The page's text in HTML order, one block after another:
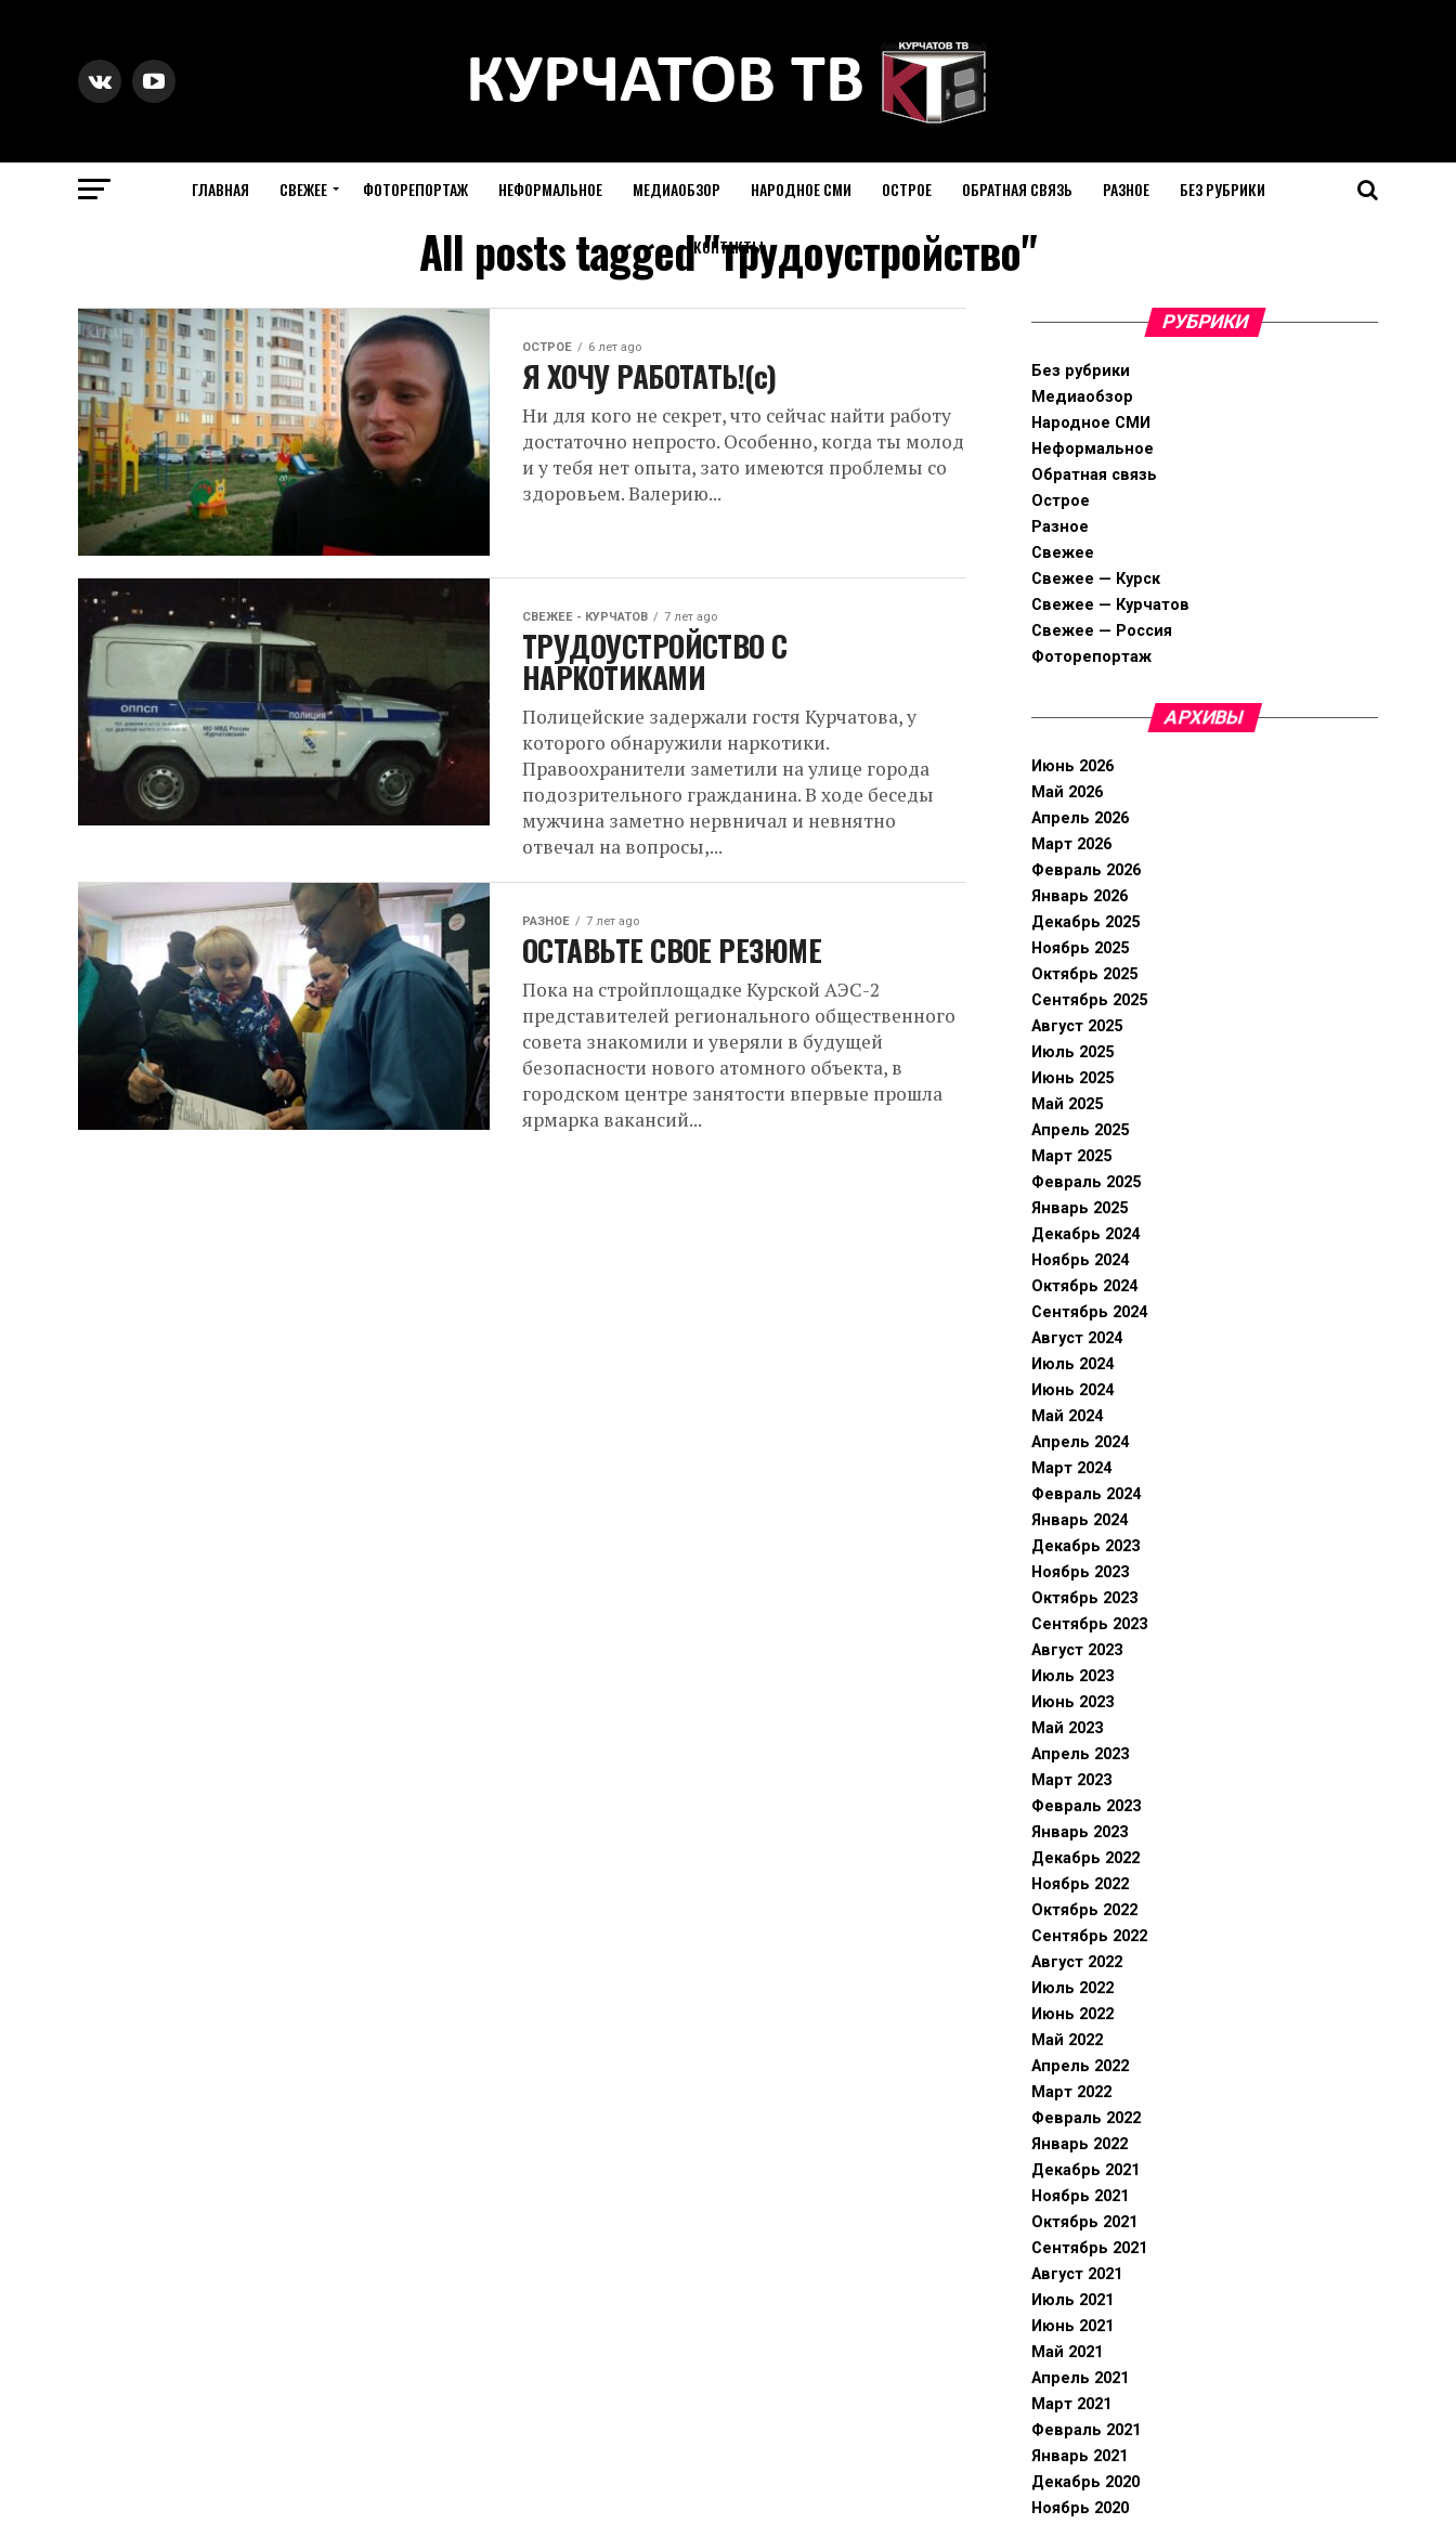
ГЛАВНАЯ СВЕЖЕЕ ФОТОРЕПОРТАЖ НЕФОРМАЛЬНОЕ МЕДИАОБЗОР НАРОДНОЕ СМИ ОСТРОЕ ОБРАТНАЯ СВЯЗЬ РАЗНОЕ БЕЗ РУБРИКИ
КОНТАКТЫ
All posts tagged "трудоустройство"
ОСТРОЕ 6 лет ago
Я ХОЧУ РАБОТАТЬ!(с)
Ни для кого не секрет, что сейчас найти работу
достаточно непросто. Особенно, когда ты молод
и у тебя нет опыта, зато имеются проблемы со
здоровьем. Валерию...
СВЕЖЕЕ - КУРЧАТОВ 7 лет ago
ТРУДОУСТРОЙСТВО С
НАРКОТИКАМИ
Полицейские задержали гостя Курчатова, у
которого обнаружили наркотики.
Правоохранители заметили на улице города
подозрительного гражданина. В ходе беседы
мужчина заметно нервничал и невнятно
отвечал на вопросы,...
РАЗНОЕ 7 лет ago
ОСТАВЬТЕ СВОЕ РЕЗЮМЕ
Пока на стройплощадке Курской АЭС-2
представителей регионального общественного
совета знакомили и уверяли в будущей
безопасности нового атомного объекта, в
городском центре занятости впервые прошла
ярмарка вакансий...
РУБРИКИ
Без рубрики
Медиаобзор
Народное СМИ
Неформальное
Обратная связь
Острое
Разное
Свежее
Свежее — Курск
Свежее — Курчатов
Свежее — Россия
Фоторепортаж
АРХИВЫ
Июнь 2026
Май 2026
Апрель 2026
Март 2026
Февраль 2026
Январь 2026
Декабрь 2025
Ноябрь 2025
Октябрь 2025
Сентябрь 2025
Август 2025
Июль 2025
Июнь 2025
Май 2025
Апрель 2025
Март 2025
Февраль 2025
Январь 2025
Декабрь 2024
Ноябрь 2024
Октябрь 2024
Сентябрь 2024
Август 2024
Июль 2024
Июнь 2024
Май 2024
Апрель 2024
Март 2024
Февраль 2024
Январь 2024
Декабрь 2023
Ноябрь 2023
Октябрь 2023
Сентябрь 2023
Август 2023
Июль 2023
Июнь 2023
Май 2023
Апрель 2023
Март 2023
Февраль 2023
Январь 2023
Декабрь 2022
Ноябрь 2022
Октябрь 2022
Сентябрь 2022
Август 2022
Июль 2022
Июнь 2022
Май 2022
Апрель 2022
Март 2022
Февраль 2022
Январь 2022
Декабрь 2021
Ноябрь 2021
Октябрь 2021
Сентябрь 2021
Август 2021
Июль 2021
Июнь 2021
Май 2021
Апрель 2021
Март 2021
Февраль 2021
Январь 2021
Декабрь 2020
Ноябрь 2020